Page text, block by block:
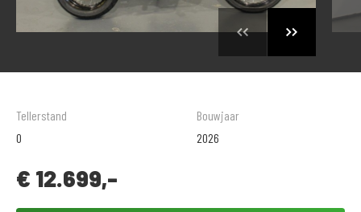
Tellerstand
0
Bouwjaar
2026
€ 12.699,-